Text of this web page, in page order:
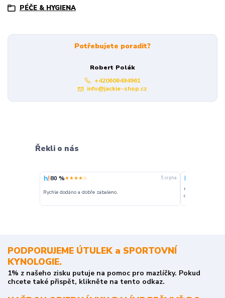
PÉČE & HYGIENA
Potřebujete poradit?
Robert Polák
+420606494961
info@jackie-shop.cz
Řekli o nás
80 %★★★★☆ 5. srpna
Rychle dodáno a dobře zabaleno.
nakupuji
o stavu
PODPORUJEME ÚTULEK a SPORTOVNÍ
KYNOLOGIE.
1% z našeho zisku putuje na pomoc pro mazlíčky. Pokud
chcete také přispět, klikněte na tento odkaz.